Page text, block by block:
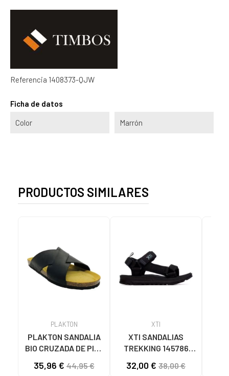
Referencia 1408373-QJW
Ficha de datos
Color Marrón
PRODUCTOS SIMILARES
PLAKTON
PLAKTON SANDALIA
BIO CRUZADA DE PIEL
MARRON
35,96 €44,95 €
XTI
XTI SANDALIAS
TREKKING 145786
32,00 € 38,00 €